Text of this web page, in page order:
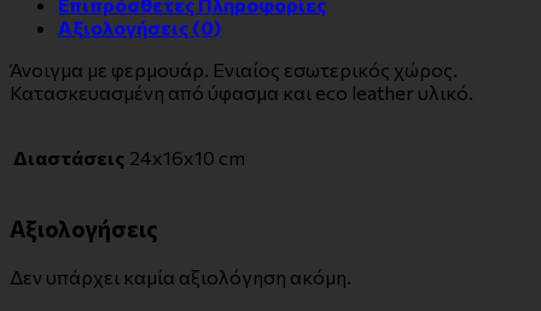
Αξιολογήσεις (0)
Άνοιγμα με φερμουάρ. Ενιαίος εσωτερικός χώρος.
Κατασκευασμένη από ύφασμα και eco leather υλικό.
Διαστάσεις 24x16x10 cm
Αξιολογήσεις
Δεν υπάρχει καμία αξιολόγηση ακόμη.